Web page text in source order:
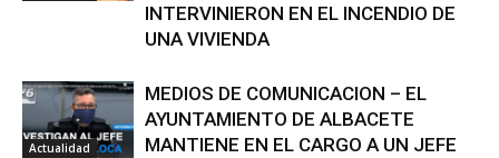
INTERVINIERON EN EL INCENDIO DE
UNA VIVIENDA
Actualidad
MEDIOS DE COMUNICACION – EL
AYUNTAMIENTO DE ALBACETE
MANTIENE EN EL CARGO A UN JEFE